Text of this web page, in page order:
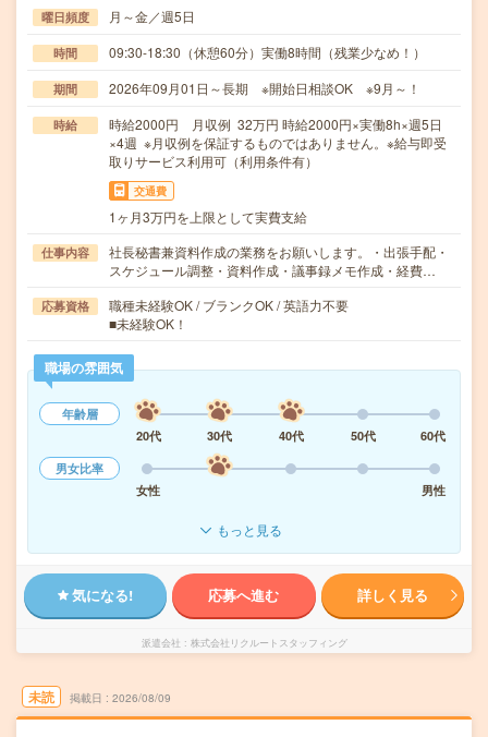
曜日頻度 月～金／週5日
時間 09:30-18:30（休憩60分）実働8時間（残業少なめ！）
期間 2026年09月01日～長期 ※開始日相談OK ※9月～！
時給
時給2000円 月収例 32万円 時給2000円×実働8h×週5日
×4週 ※月収例を保証するものではありません。※給与即受
取りサービス利用可（利用条件有）
交通費
1ヶ月3万円を上限として実費支給
仕事内容
社長秘書兼資料作成の業務をお願いします。・出張手配・
スケジュール調整・資料作成・議事録メモ作成・経費…
応募資格
職種未経験OK / ブランクOK / 英語力不要
■未経験OK！
職場の雰囲気
年齢層
20代
30代 40代 50代
60代
男女比率
女性
男性
もっと見る
気になる! 応募へ進む 詳しく見る
派遣会社 株式会社リクルートスタッフィング
未読 掲載日 2026/08/09